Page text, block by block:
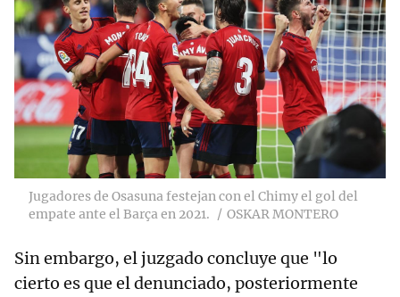
Jugadores de Osasuna festejan con el Chimy el gol del
empate ante el Barça en 2021.
OSKAR MONTERO
Sin embargo, el juzgado concluye que "lo
cierto es que el denunciado, posteriormente